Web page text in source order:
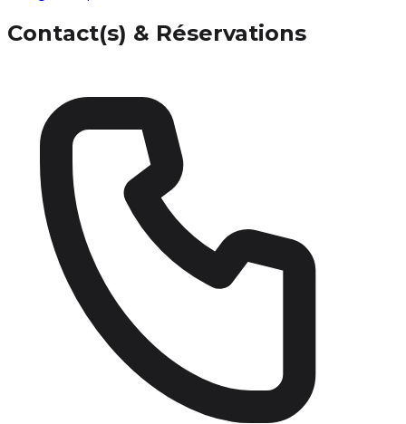
Contact(s) & Réservations